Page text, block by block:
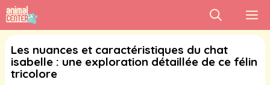
Aller
au
contenu
Les nuances et caractéristiques du chat
isabelle : une exploration détaillée de ce félin
tricolore